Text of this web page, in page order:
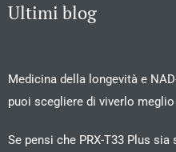
Ultimi blog
Medicina della longevità e
puoi scegliere di viverlo meglio
Se pensi che PRX-T33 Plus